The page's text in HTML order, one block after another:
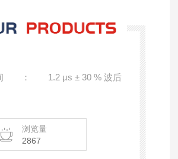
： 1.2 µs ± 30 % 波后
浏览量
2867